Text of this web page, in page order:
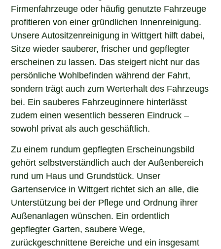
Firmenfahrzeuge oder häufig genutzte Fahrzeuge
profitieren von einer gründlichen Innenreinigung.
Unsere Autositzenreinigung in Wittgert hilft dabei,
Sitze wieder sauberer, frischer und gepflegter
erscheinen zu lassen. Das steigert nicht nur das
persönliche Wohlbefinden während der Fahrt,
sondern trägt auch zum Werterhalt des Fahrzeugs
bei. Ein sauberes Fahrzeuginnere hinterlässt
zudem einen wesentlich besseren Eindruck –
sowohl privat als auch geschäftlich.
Zu einem rundum gepflegten Erscheinungsbild
gehört selbstverständlich auch der Außenbereich
rund um Haus und Grundstück. Unser
Gartenservice in Wittgert richtet sich an alle, die
Unterstützung bei der Pflege und Ordnung ihrer
Außenanlagen wünschen. Ein ordentlich
gepflegter Garten, saubere Wege,
zurückgeschnittene Bereiche und ein insgesamt